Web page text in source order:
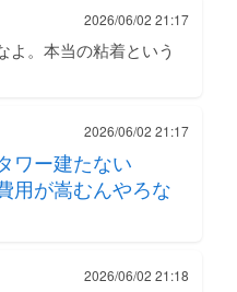
2026/06/02 21:17
よ。本当の粘着という
2026/06/02 21:17
ワー建たない
用が嵩むんやろな
2026/06/02 21:18